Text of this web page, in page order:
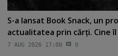
S-a lansat Book Snack, un
actualitatea prin cărţi. Cine
7 AUG 2026 17:00 0